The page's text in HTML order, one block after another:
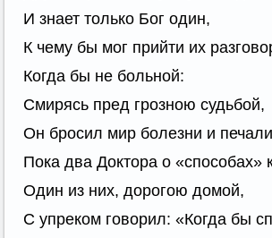
И знает только Бог один,
К чему бы мог прийти их
Когда бы не больной:
Смирясь пред грозною судьбой,
Он бросил мир болезни и
Пока два Доктора о «способах»
Один из них, дорогою домой,
С упреком говорил: «Когда бы